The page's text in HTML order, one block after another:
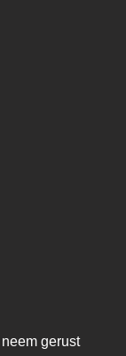
gerust